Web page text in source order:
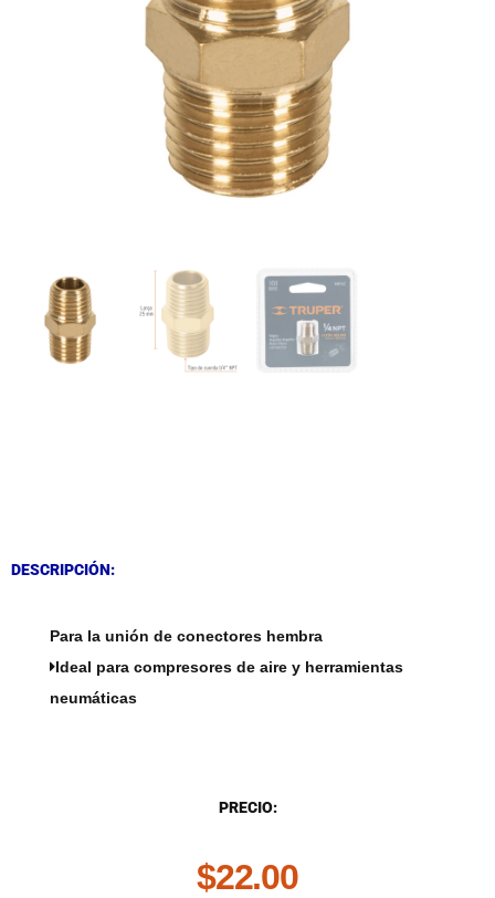
DESCRIPCIÓN:
Para la unión de conectores hembra
Ideal para compresores de aire y herramientas
neumáticas
PRECIO:
$22.00